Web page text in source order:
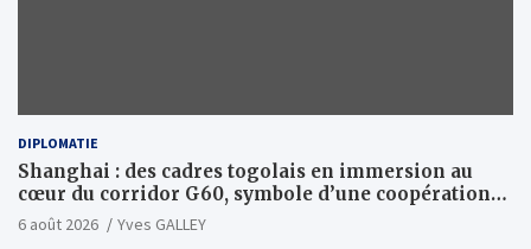
DIPLOMATIE
Shanghai : des cadres togolais en immersion au
cœur du corridor G60, symbole d’une coopération
sino-togolaise axée sur l’excellence et le leadership
6 août 2026 Yves GALLEY